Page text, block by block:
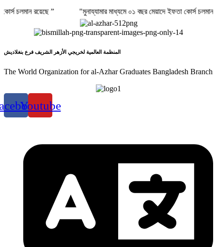
কোর্স চলমান রয়েছে ” "মুনায্যামার মাধ্যমে ০১ বছর মেয়াদে ইফতা কোর্স
المنظمة العالمية لخريجي الأزهر الشريف فرع بنغلاديش
The World Organization for al-Azhar Graduates Bangladesh Branch
Youtube